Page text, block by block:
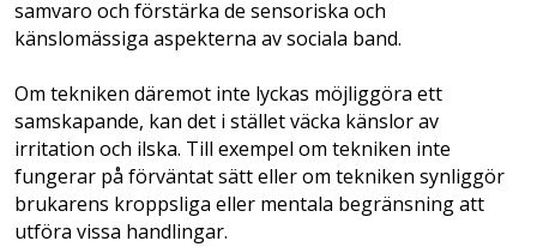
samvaro och förstärka de sensoriska och
känslomässiga aspekterna av sociala band.
Om tekniken däremot inte lyckas möjliggöra ett
samskapande, kan det i stället väcka känslor av
irritation och ilska. Till exempel­ om tekniken inte
fungerar på förväntat sätt eller om tekniken synliggör
brukarens kroppsliga eller mentala begränsning att
utföra vissa handlingar.